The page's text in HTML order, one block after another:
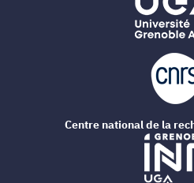
Centre national de la